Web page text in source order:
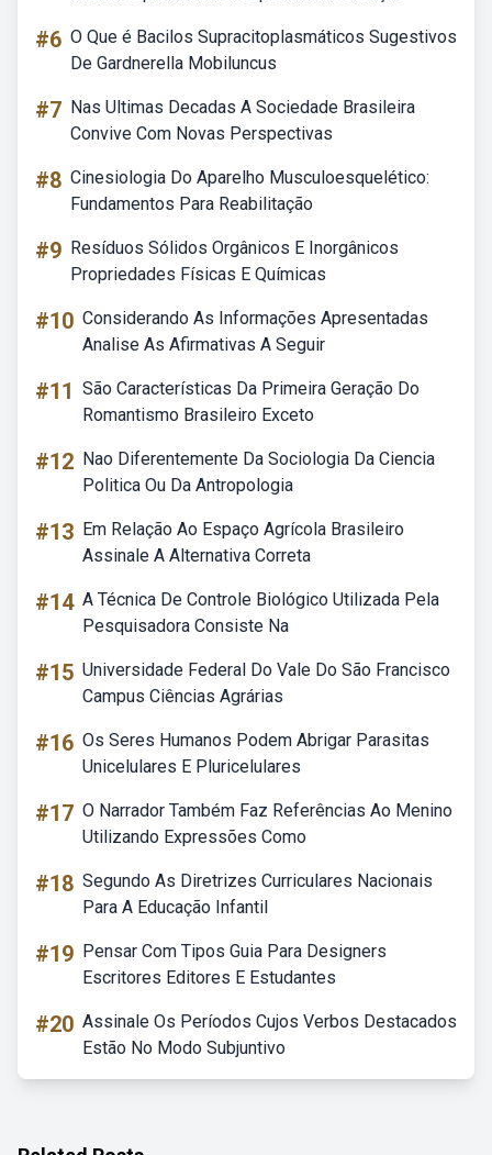
#6 O Que é Bacilos Supracitoplasmáticos Sugestivos
De Gardnerella Mobiluncus
#7 Nas Ultimas Decadas A Sociedade Brasileira
Convive Com Novas Perspectivas
#8 Cinesiologia Do Aparelho Musculoesquelético:
Fundamentos Para Reabilitação
#9 Resíduos Sólidos Orgânicos E Inorgânicos
Propriedades Físicas E Químicas
#10 Considerando As Informações Apresentadas
Analise As Afirmativas A Seguir
#11 São Características Da Primeira Geração Do
Romantismo Brasileiro Exceto
#12 Nao Diferentemente Da Sociologia Da Ciencia
Politica Ou Da Antropologia
#13 Em Relação Ao Espaço Agrícola Brasileiro
Assinale A Alternativa Correta
#14 A Técnica De Controle Biológico Utilizada Pela
Pesquisadora Consiste Na
#15 Universidade Federal Do Vale Do São Francisco
Campus Ciências Agrárias
#16 Os Seres Humanos Podem Abrigar Parasitas
Unicelulares E Pluricelulares
#17 O Narrador Também Faz Referências Ao Menino
Utilizando Expressões Como
#18 Segundo As Diretrizes Curriculares Nacionais
Para A Educação Infantil
#19 Pensar Com Tipos Guia Para Designers
Escritores Editores E Estudantes
#20 Assinale Os Períodos Cujos Verbos Destacados
Estão No Modo Subjuntivo